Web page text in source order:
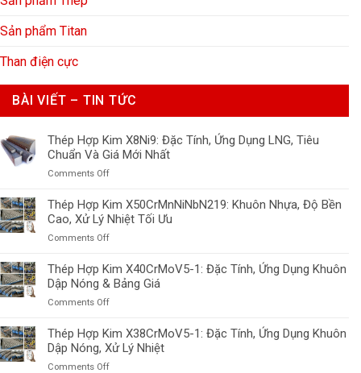
Sản phẩm Titan
Than điện cực
BÀI VIẾT – TIN TỨC
Thép Hợp Kim X8Ni9: Đặc Tính, Ứng Dụng LNG, Tiêu
Chuẩn Và Giá Mới Nhất
Comments Offon
Hợp
Kim
X8Ni9:
Ứng
Dụng
LNG,
Và
Giá
Mới
Thép Hợp Kim X50CrMnNiNbN219: Khuôn Nhựa, Độ Bền
Cao, Xử Lý Nhiệt Tối Ưu
Comments Offon
Hợp
Kim
X50CrMnNiNbN219:
Độ
Bền
Cao,
Thép Hợp Kim X40CrMoV5-1: Đặc Tính, Ứng Dụng Khuôn
Dập Nóng & Bảng Giá
Comments Offon
Hợp
Kim
X40CrMoV5-
Thép Hợp Kim X38CrMoV5-1: Đặc Tính, Ứng Dụng Khuôn
Dập Nóng, Xử Lý Nhiệt
Comments Offon